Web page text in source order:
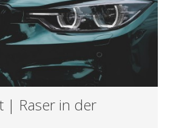
| Raser in der